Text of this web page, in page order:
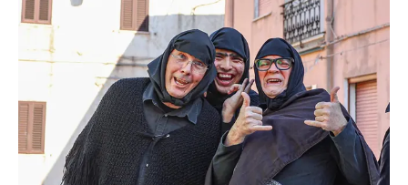
ITALIA
MONDO
POLITICA
ECONOMIA
SERVIZI ALLE IMPRESE